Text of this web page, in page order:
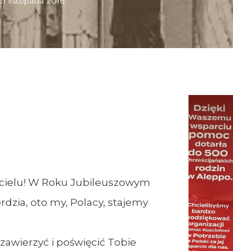
W Roku Jubileuszowym
oto my, Polacy, stajemy
i poświęcić Tobie